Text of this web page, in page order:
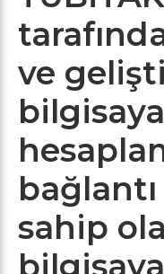
ve
sahip